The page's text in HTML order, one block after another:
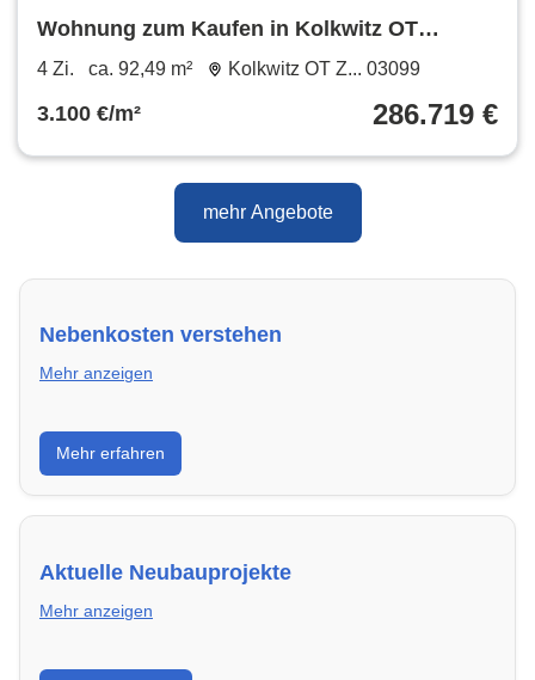
Wohnung zum Kaufen in Kolkwitz OT
Zahsow 286.719 € 92.49 m²
4 Zi. ca. 92,49 m² Kolkwitz OT Z... 03099
3.100 €/m² 286.719 €
mehr Angebote
Nebenkosten verstehen
Mehr anzeigen
Erfahre, welche Nebenkosten rechtmäßig sind und
wie du deine monatliche Belastung optimieren
kannst.
Mehr erfahren
Aktuelle Neubauprojekte
Mehr anzeigen
Entdecke Neubauprojekte in Cottbus – modern,